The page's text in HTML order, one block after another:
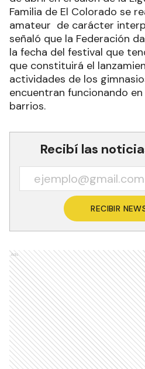
Familia de El Colorado se
amateur de carácter
señaló que la Federación
la fecha del festival que
que constituirá el
actividades de los
encuentran funcionando
barrios.
Recibí las
RECIBIR
Ads